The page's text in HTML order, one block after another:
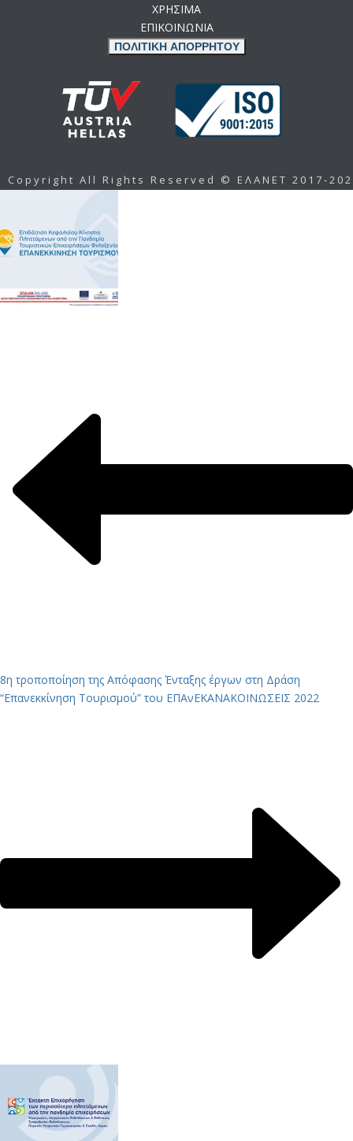
ΧΡΗΣΙΜΑ
ΕΠΙΚΟΙΝΩΝΙΑ
ΠΟΛΙΤΙΚΗ ΑΠΟΡΡΗΤΟΥ
Copyright All Rights Reserved © ΕΛΑΝΕΤ 2017-
8η τροποποίηση της Απόφασης Ένταξης έργων στη Δράση
“Επανεκκίνηση Τουρισμού” του ΕΠΑνΕΚΑΝΑΚΟΙΝΩΣΕΙΣ 2022